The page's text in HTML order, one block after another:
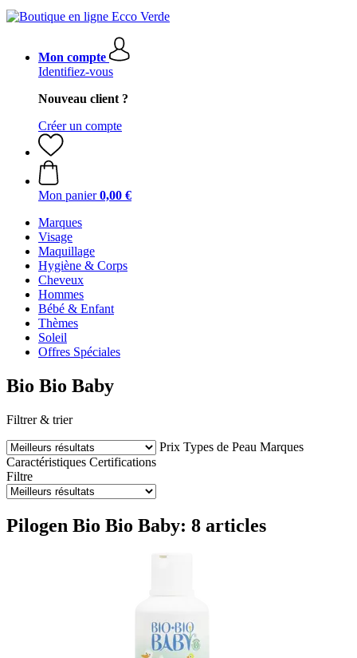
Mon compte
Identifiez-vous
Nouveau client ?
Créer un compte
Mon panier 0,00 €
Marques
Visage
Maquillage
Hygiène & Corps
Cheveux
Hommes
Bébé & Enfant
Thèmes
Soleil
Offres Spéciales
Bio Bio Baby
Filtrer & trier
Prix Types de Peau Marques
Caractéristiques Certifications
Filtre
Pilogen Bio Bio Baby: 8 articles